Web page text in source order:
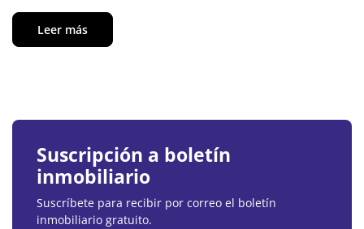
Leer más
Suscripción a boletín
inmobiliario
Suscríbete para recibir por correo el boletín
inmobiliario gratuito.